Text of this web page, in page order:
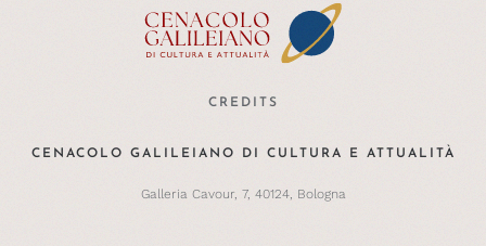
CREDITS
CENACOLO GALILEIANO DI CULTURA E ATTUALITÀ
Galleria Cavour, 7, 40124, Bologna